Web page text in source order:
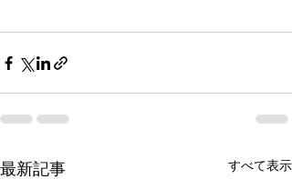
最新記事 すべて表示